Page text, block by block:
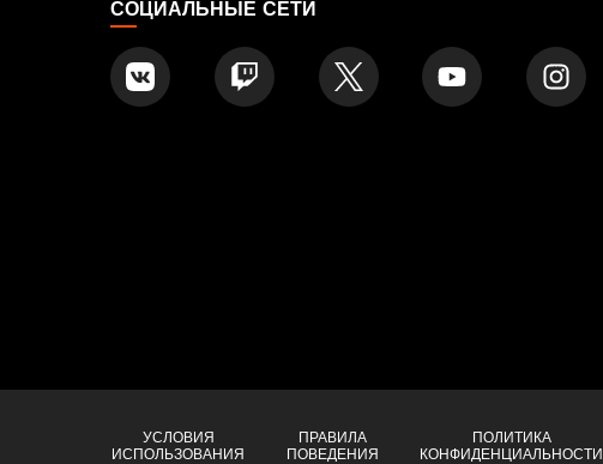
СОЦИАЛЬНЫЕ СЕТИ
УСЛОВИЯ
ИСПОЛЬЗОВАНИЯ
ПРАВИЛА
ПОВЕДЕНИЯ
ПОЛИТИКА
КОНФИДЕНЦИАЛЬНОСТИ